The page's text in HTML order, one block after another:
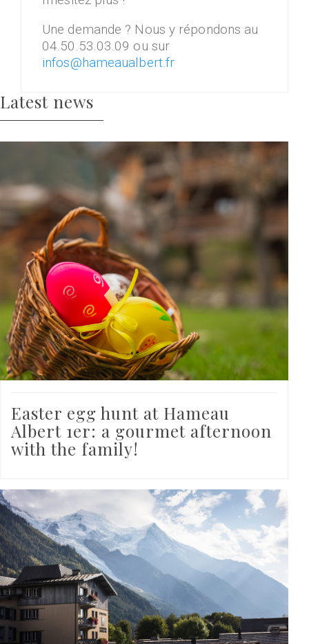
Une demande ? Nous y répondons au
04.50.53.03.09 ou sur
infos@hameaualbert.fr
Latest news
Easter egg hunt at Hameau
Albert 1er: a gourmet afternoon
with the family!